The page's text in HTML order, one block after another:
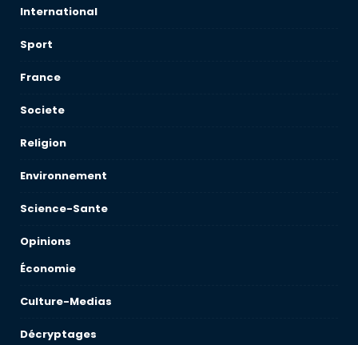
International
Sport
France
Societe
Religion
Environnement
Science-Sante
Opinions
Économie
Culture-Medias
Décryptages